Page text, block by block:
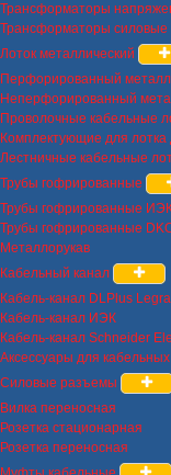
Трансформаторы
Трансформаторы
Лоток металлический
Перфорированный
Неперфорированный
Проволочные кабельные
Комплектующие для
Лестничные кабельные
Трубы гофрированные
Трубы гофрированные
Трубы гофрированные
Металлорукав
Кабельный канал
Кабель-канал DLPlus
Кабель-канал ИЭК
Кабель-канал Schneider
Аксессуары для
Силовые разъемы
Вилка переносная
Розетка стационарная
Розетка переносная